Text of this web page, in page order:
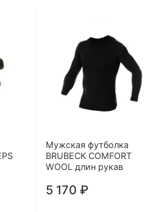
Мужская футболка
BRUBECK COMFORT
WOOL длин рукав
5 170 ₽